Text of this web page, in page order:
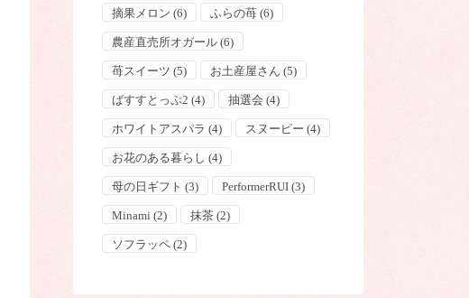
摘果メロン (6) ふらの苺 (6)
農産直売所オガール (6)
苺スイーツ (5) お土産屋さん (5)
ばすすとっぷ2 (4) 抽選会 (4)
ホワイトアスパラ (4) スヌーピー (4)
お花のある暮らし (4)
母の日ギフト (3) PerformerRUI (3)
Minami (2) 抹茶 (2)
ソフラッペ (2)